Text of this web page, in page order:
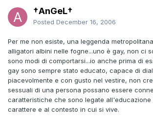
†AnGeL†
Posted December 16, 2006
Per me non esiste, una leggenda
alligatori albini nelle fogne...uno è gay, non ci
sono modi di comportarsi...io anche prima di
gay sono sempre stato educato, capace di
piacevolmente e con gusto nel vestire, non
sessuali di una persona possano essere
caratteristiche che sono legate all'educazione
carattere e al contesto in cui si vive.